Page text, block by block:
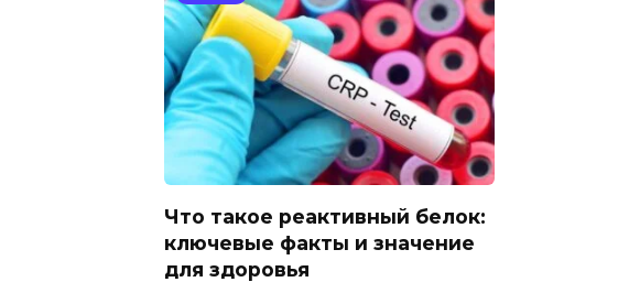
Что такое реактивный белок:
ключевые факты и значение
для здоровья